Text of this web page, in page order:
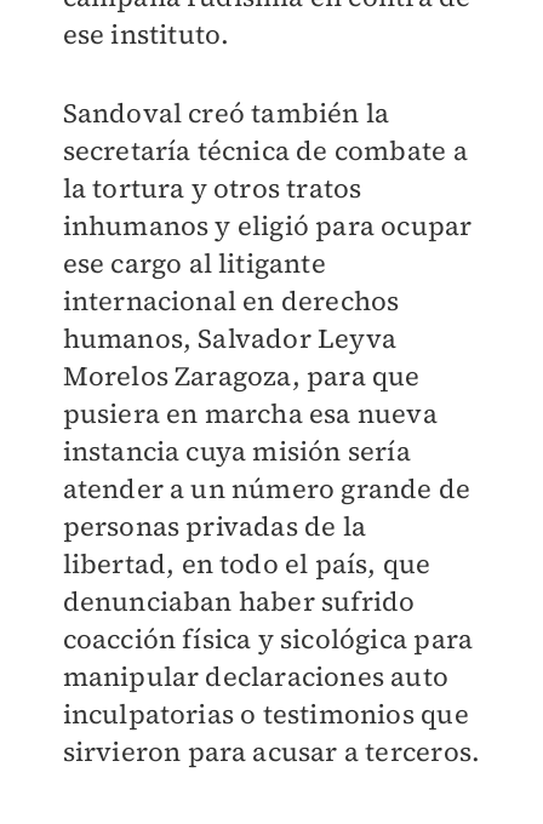
ese instituto.
Sandoval creó también la
secretaría técnica de combate a
la tortura y otros tratos
inhumanos y eligió para ocupar
ese cargo al litigante
internacional en derechos
humanos, Salvador Leyva
Morelos Zaragoza, para que
pusiera en marcha esa nueva
instancia cuya misión sería
atender a un número grande de
personas privadas de la
libertad, en todo el país, que
denunciaban haber sufrido
coacción física y sicológica para
manipular declaraciones auto
inculpatorias o testimonios que
sirvieron para acusar a terceros.